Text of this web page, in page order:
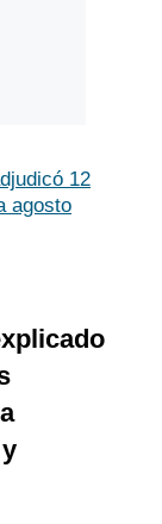
12
agosto